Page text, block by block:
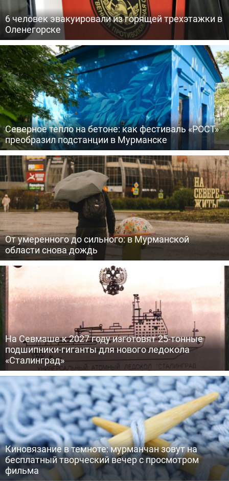
6 человек эвакуировали из горящей трехэтажки в
Оленегорске
Северное тепло на бетоне: как фестиваль «РОСТ»
преобразил подстанции в Мурманске
От умеренного до сильного: в Мурманской
области снова дождь
На Севмаше к 2027 году изготовят 25-тонные
подшипники-гиганты для нового ледокола
«Сталинград»
Киновязание в темноте: мурманчан зовут на
бесплатный творческий вечер с просмотром
фильма